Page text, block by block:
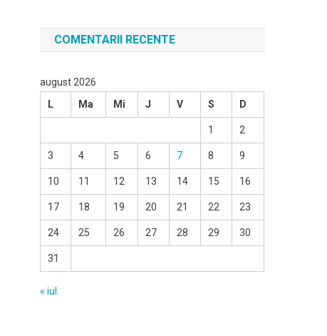
COMENTARII RECENTE
august 2026
L
Ma Mi J V S D
1 2
3 4 5 6 7 8 9
10 11 12 13 14 15 16
17 18 19 20 21 22 23
24 25 26 27 28 29 30
31
« iul.